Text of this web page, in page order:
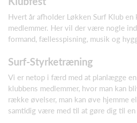
Hvert år afholder Løkken Surf Klub
medlemmer. Her vil der være nogle
formand, fællesspisning, musik og
Surf-Styrketræning
Vi er netop i færd med at planlægge
klubbens medlemmer, hvor man kan
række øvelser, man kan øve hjemme
samtidig være med til at gøre dig til